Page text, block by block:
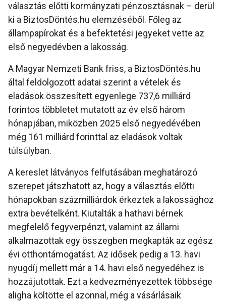
választás előtti kormányzati pénzosztásnak – derül
ki a BiztosDöntés.hu elemzéséből. Főleg az
állampapírokat és a befektetési jegyeket vette az
első negyedévben a lakosság.
A Magyar Nemzeti Bank friss, a BiztosDöntés.hu
által feldolgozott adatai szerint a vételek és
eladások összesített egyenlege 737,6 milliárd
forintos többletet mutatott az év első három
hónapjában, miközben 2025 első negyedévében
még 161 milliárd forinttal az eladások voltak
túlsúlyban.
A kereslet látványos felfutásában meghatározó
szerepet játszhatott az, hogy a választás előtti
hónapokban százmilliárdok érkeztek a lakossághoz
extra bevételként. Kiutalták a hathavi bérnek
megfelelő fegyverpénzt, valamint az állami
alkalmazottak egy összegben megkapták az egész
évi otthontámogatást. Az idősek pedig a 13. havi
nyugdíj mellett már a 14. havi első negyedéhez is
hozzájutottak. Ezt a kedvezményezettek többsége
aligha költötte el azonnal, még a vásárlásaik